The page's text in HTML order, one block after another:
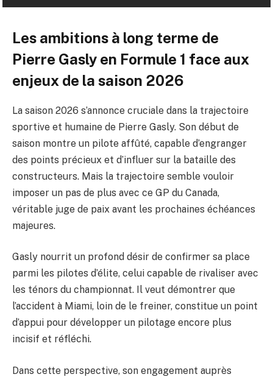
Les ambitions à long terme de
Pierre Gasly en Formule 1 face aux
enjeux de la saison 2026
La saison 2026 s’annonce cruciale dans la trajectoire
sportive et humaine de Pierre Gasly. Son début de
saison montre un pilote affûté, capable d’engranger
des points précieux et d’influer sur la bataille des
constructeurs. Mais la trajectoire semble vouloir
imposer un pas de plus avec ce GP du Canada,
véritable juge de paix avant les prochaines échéances
majeures.
Gasly nourrit un profond désir de confirmer sa place
parmi les pilotes d’élite, celui capable de rivaliser avec
les ténors du championnat. Il veut démontrer que
l’accident à Miami, loin de le freiner, constitue un point
d’appui pour développer un pilotage encore plus
incisif et réfléchi.
Dans cette perspective, son engagement auprès